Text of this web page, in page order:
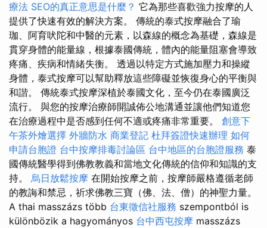
療法 SEO的真正意思是什麼？ 它為那些喜歡強力按摩的人
提供了快速有效的解決方案。 傳統的泰式按摩融合了瑜
珈、阿育吠陀和中醫的元素，以森線的概念為基礎，森線是
貫穿身體的能量線，根據泰國傳統，體內的能量阻塞會導致
疼痛、疾病和情緒失衡。 透過以特定方式施加壓力和操縱
身體，泰式按摩可以幫助釋放這些障礙並恢復身心的平衡與
和諧。 傳統泰式按摩深植於泰國文化，至今仍在泰國廣泛
流行。 與您的按摩治療師開誠佈公地溝通並讓他們知道您
在治療過程中是否感到任何不適或疼痛非常重要。 創意下
午茶外燴選擇 外牆防水 商業登記 杜拜簽證快速辦理 如何
申請台胞證 台中按摩排毒討論區 台中地區的台胞證服務 泰
國傳統醫學得到佛教教義和當地文化傳統的信仰和知識的支
持。 烏日放鬆按摩 在開始按摩之前，按摩師嚴格遵循老師
的教誨和禁忌，祈求佛教三寶（佛、法、僧）的神聖力量。
A thai masszázs több 台東徵信社服務 szempontból is
különbözik a hagyományos 台中西屯按摩 masszázs